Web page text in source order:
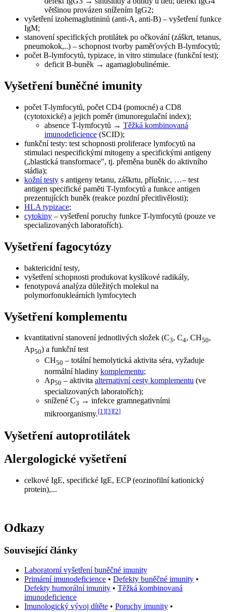
většinou provázen snížením IgG2;
vyšetření izohemaglutininů (anti-A, anti-B) – vyšetření funkce
IgM;
stanovení specifických protilátek po očkování (záškrt, tetanus,
pneumokok,..) – schopnost tvorby paměťových B-lymfocytů;
počet B-lymfocytů, typizace, in vitro stimulace (funkční test);
deficit B-buněk → agamaglobulinémie.
Vyšetření buněčné imunity
počet T-lymfocytů, počet CD4 (pomocné) a CD8
(cytotoxické) a jejich poměr (imunoregulační index);
absence T-lymfocytů → Těžká kombinovaná
imunodeficience (SCID);
funkční testy: test schopnosti proliferace lymfocytů na
stimulaci nespecifickými mitogeny a specifickými antigeny
(„blastická transformace", tj. přeměna buněk do aktivního
stádia);
kožní testy s antigeny tetanu, záškrtu, příušnic, …– test
antigen specifické paměti T-lymfocytů a funkce antigen
prezentujících buněk (reakce pozdní přecitlivělosti);
HLA typizace;
cytokiny – vyšetření poruchy funkce T-lymfocytů (pouze ve
specializovaných laboratořích).
Vyšetření fagocytózy
baktericidní testy,
vyšetření schopnosti produkovat kyslíkové radikály,
fenotypová analýza důležitých molekul na
polymorfonukleárních lymfocytech
Vyšetření komplementu
kvantitativní stanovení jednotlivých složek (C3, C4, CH50,
Ap50) a funkční test
CH50 – totální hemolytická aktivita séra, vyžaduje
normální hladiny komplementu;
Ap50 – aktivita alternativní cesty komplementu (ve
specializovaných laboratořích);
snížené C3 → infekce gramnegativními
mikroorganismy.[1][3][2]
Vyšetření autoprotilátek
Alergologické vyšetření
celkové IgE, specifické IgE, ECP (eozinofilní kationický
protein),...
Odkazy
Související články
Laboratorní vyšetření buněčné imunity
Primární imunodeficience • Defekty buněčné imunity •
Defekty humorální imunity • Těžká kombinovaná
imunodeficience
Imunologický vývoj dítěte • Poruchy imunity •